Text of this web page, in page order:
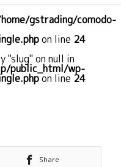
gstrading/comodo-
on line 24
on null in
public_html/wp-
on line 24
Share